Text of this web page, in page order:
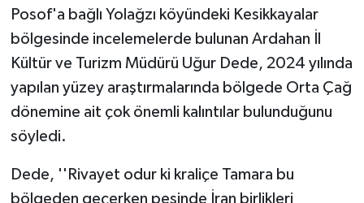
Posof'a bağlı Yolağzı köyündeki Kesikkayalar
bölgesinde incelemelerde bulunan Ardahan İl
Kültür ve Turizm Müdürü Uğur Dede, 2024 yılında
yapılan yüzey araştırmalarında bölgede Orta Çağ
dönemine ait çok önemli kalıntılar bulunduğunu
söyledi.
Dede, ''Rivayet odur ki kraliçe Tamara bu
bölgeden geçerken peşinde İran birlikleri